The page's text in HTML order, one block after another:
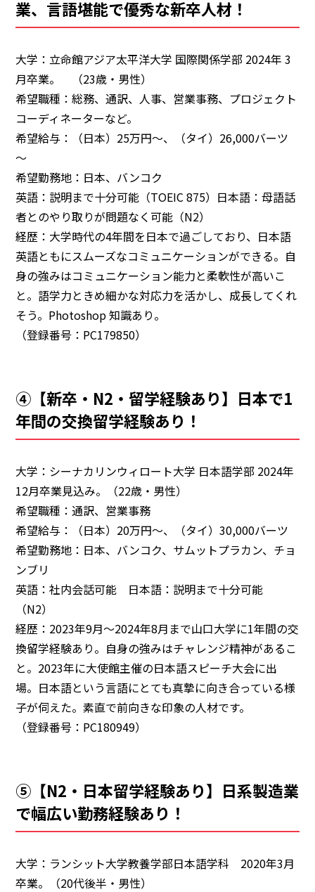
業、言語堪能で優秀な新卒人材！
大学：立命館アジア太平洋大学 国際関係学部 2024年 3
月卒業。 （23歳・男性）
希望職種：総務、通訳、人事、営業事務、プロジェクト
コーディネーターなど。
希望給与：（日本）25万円～、（タイ）26,000バーツ
～
希望勤務地：日本、バンコク
英語：説明まで十分可能（TOEIC 875）日本語：母語話
者とのやり取りが問題なく可能（N2）
経歴：大学時代の4年間を日本で過ごしており、日本語
英語ともにスムーズなコミュニケーションができる。自
身の強みはコミュニケーション能力と柔軟性が高いこ
と。語学力ときめ細かな対応力を活かし、成長してくれ
そう。Photoshop 知識あり。
（登録番号：PC179850）
④【新卒・N2・留学経験あり】日本で1
年間の交換留学経験あり！
大学：シーナカリンウィロート大学 日本語学部 2024年
12月卒業見込み。（22歳・男性）
希望職種：通訳、営業事務
希望給与：（日本）20万円～、（タイ）30,000バーツ
希望勤務地：日本、バンコク、サムットプラカン、チョ
ンブリ
英語：社内会話可能 日本語：説明まで十分可能
（N2）
経歴：2023年9月～2024年8月まで山口大学に1年間の交
換留学経験あり。自身の強みはチャレンジ精神があるこ
と。2023年に大使館主催の日本語スピーチ大会に出
場。日本語という言語にとても真摯に向き合っている様
子が伺えた。素直で前向きな印象の人材です。
（登録番号：PC180949）
⑤【N2・日本留学経験あり】日系製造業
で幅広い勤務経験あり！
大学：ランシット大学教養学部日本語学科 2020年3月
卒業。（20代後半・男性）